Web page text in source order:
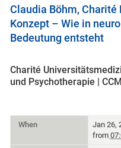
Claudia Böhm,
Konzept – Wie in
Bedeutung entsteht
Charité
und Psychotherapie |
When
Jan 26,
from